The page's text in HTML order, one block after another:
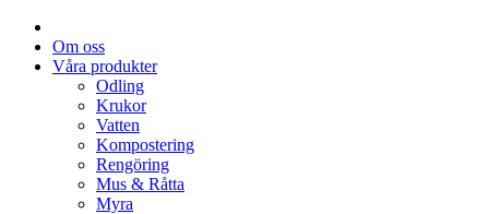
Om oss
Våra produkter
Odling
Krukor
Vatten
Kompostering
Rengöring
Mus & Råtta
Myra